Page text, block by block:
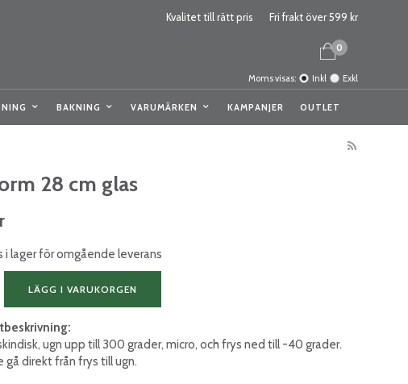
Kvalitet till rätt pris Fri frakt över 599 kr
0
Moms visas: Inkl Exkl
BAKNING VARUMÄRKEN KAMPANJER OUTLET
28 cm glas
i lager för omgående leverans
LÄGG I VARUKORGEN
ugn upp till 300 grader, micro, och frys ned till -40 grader.
gå direkt från frys till ugn.